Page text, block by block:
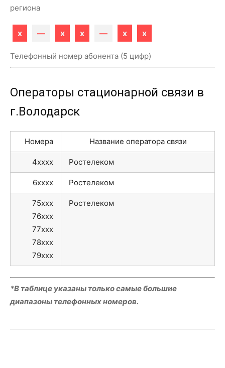
региона
x — x x — x x
Телефонный номер абонента (5 цифр)
Операторы стационарной связи в
г.Володарск
Номера Название оператора связи
4xxxx Ростелеком
6xxxx Ростелеком
75xxx
76xxx
77xxx
78xxx
79xxx
Ростелеком
*В таблице указаны только самые большие
диапазоны телефонных номеров.